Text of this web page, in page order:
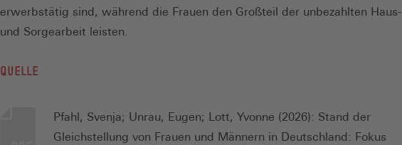
erwerbstätig sind, während die Frauen den Großteil der unbezahlten Haus-
und Sorgearbeit leisten.
QUELLE
Pfahl, Svenja; Unrau, Eugen; Lott, Yvonne (2026): Stand der
Gleichstellung von Frauen und Männern in Deutschland: Fokus